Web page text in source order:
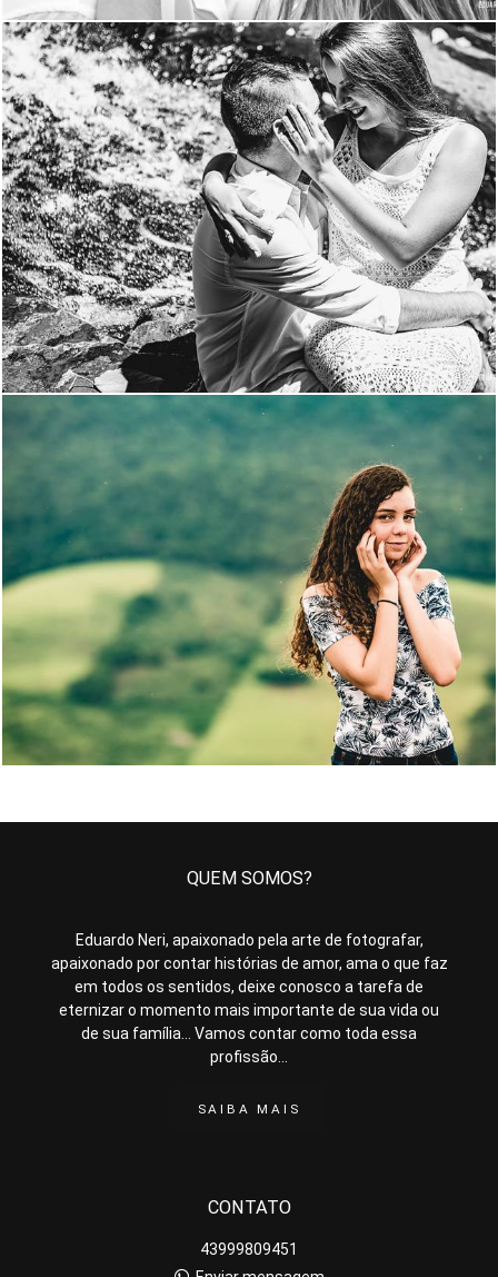
1576 86
1690 444
QUEM SOMOS?
Eduardo Neri, apaixonado pela arte de fotografar,
apaixonado por contar histórias de amor, ama o que faz
em todos os sentidos, deixe conosco a tarefa de
eternizar o momento mais importante de sua vida ou
de sua família... Vamos contar como toda essa
profissão...
SAIBA MAIS
CONTATO
43999809451